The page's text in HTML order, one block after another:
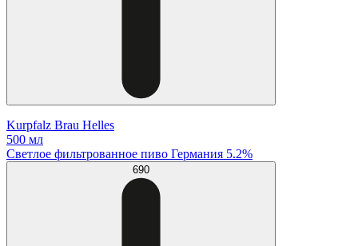
Kurpfalz Brau Helles
500 мл
Светлое фильтрованное пиво Германия 5.2%
690